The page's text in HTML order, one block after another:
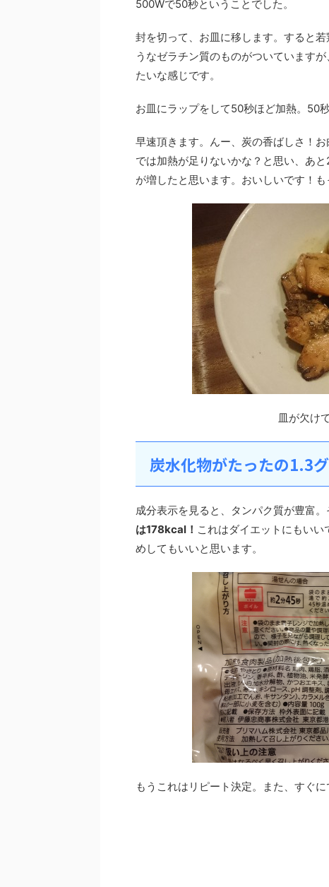
500Wで50秒ということでした。
封を切って、お皿に移します。すると
うなゼラチン質のものがついています
たいな感じです。
お皿にラップをして50秒ほど加熱。50
早速頂きます。んー、炭の香ばしさ！
では加熱が足りないかな？と思い、あ
が増したと思います。おいしいです！
皿が欠け
炭水化物がたったの1.3
成分表示を見ると、タンパク質が豊富
は178kcal！ これはダイエットにもい
めしてもいいと思います。
もうこれはリピート決定。また、すぐに